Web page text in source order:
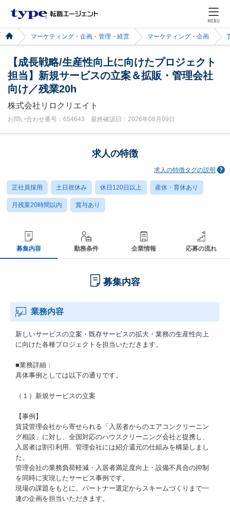
MENU
マーケティング・企画・管理・経営 マーケティング・企画
【成長戦略/生産性向上に向けたプロジェクト
担当】新規サービスの立案＆拡販・管理会社
向け／残業20h
株式会社リロクリエイト
お問い合わせ番号：654643 最終確認日：2026年08月09日
求人の特徴
求人の特徴タグの説明
正社員採用 土日祝休み 休日120日以上 産休・育休あり
月残業20時間以内 賞与あり
募集内容 勤務条件 企業情報 応募の流れ
募集内容
業務内容
新しいサービスの立案・既存サービスの拡大・業務の生産性向上
に向けた各種プロジェクトを担当いただきます。
■業務詳細：
具体事例としては以下の通りです。
（１）新規サービスの立案
【事例】
賃貸管理会社から寄せられる「入居者からのエアコンクリーニン
グ相談」に対し、全国対応のハウスクリーニング会社と提携し、
入居者は割引利用、管理会社には紹介還元の仕組みを構築しまし
た。
管理会社の業務負荷軽減・入居者満足度向上・設備不具合の抑制
を同時に実現したサービス事例です。
現場の課題をもとに、パートナー選定からスキームづくりまで一
連の企画を担当いただきます。